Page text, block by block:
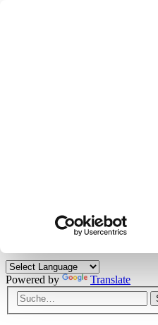
Herzlich
Kunden viele nützliche
Powered by Translate